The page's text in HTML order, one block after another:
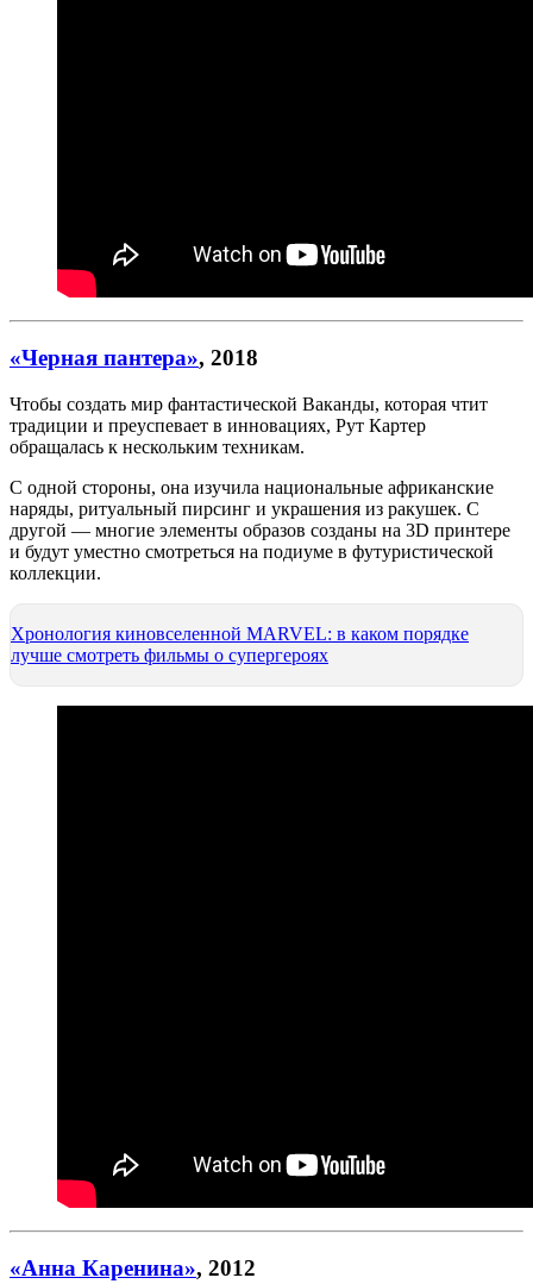
«Черная пантера», 2018
Чтобы создать мир фантастической Ваканды, которая чтит
традиции и преуспевает в инновациях, Рут Картер
обращалась к нескольким техникам.
С одной стороны, она изучила национальные африканские
наряды, ритуальный пирсинг и украшения из ракушек. С
другой — многие элементы образов созданы на 3D принтере
и будут уместно смотреться на подиуме в футуристической
коллекции.
Хронология киновселенной MARVEL: в каком порядке
лучше смотреть фильмы о супергероях
«Анна Каренина», 2012